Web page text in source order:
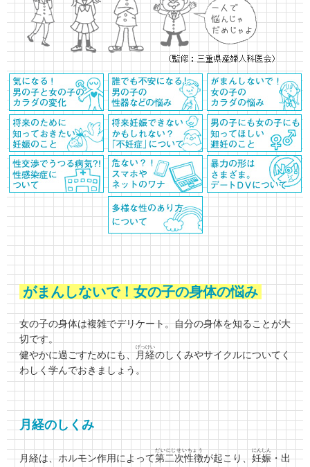
がまんしないで！女の子の身体の悩み
女の子の身体は複雑でデリケート。自分の身体を知ることが大
切です。
健やかに過ごすためにも、月経
げっけい
のしくみやサイクルについてく
わしく学んでおきましょう。
月経のしくみ
月経は、ホルモン作用によって第二次性徴
だいにじせいちょう
が起こり、妊娠
にんしん
・出